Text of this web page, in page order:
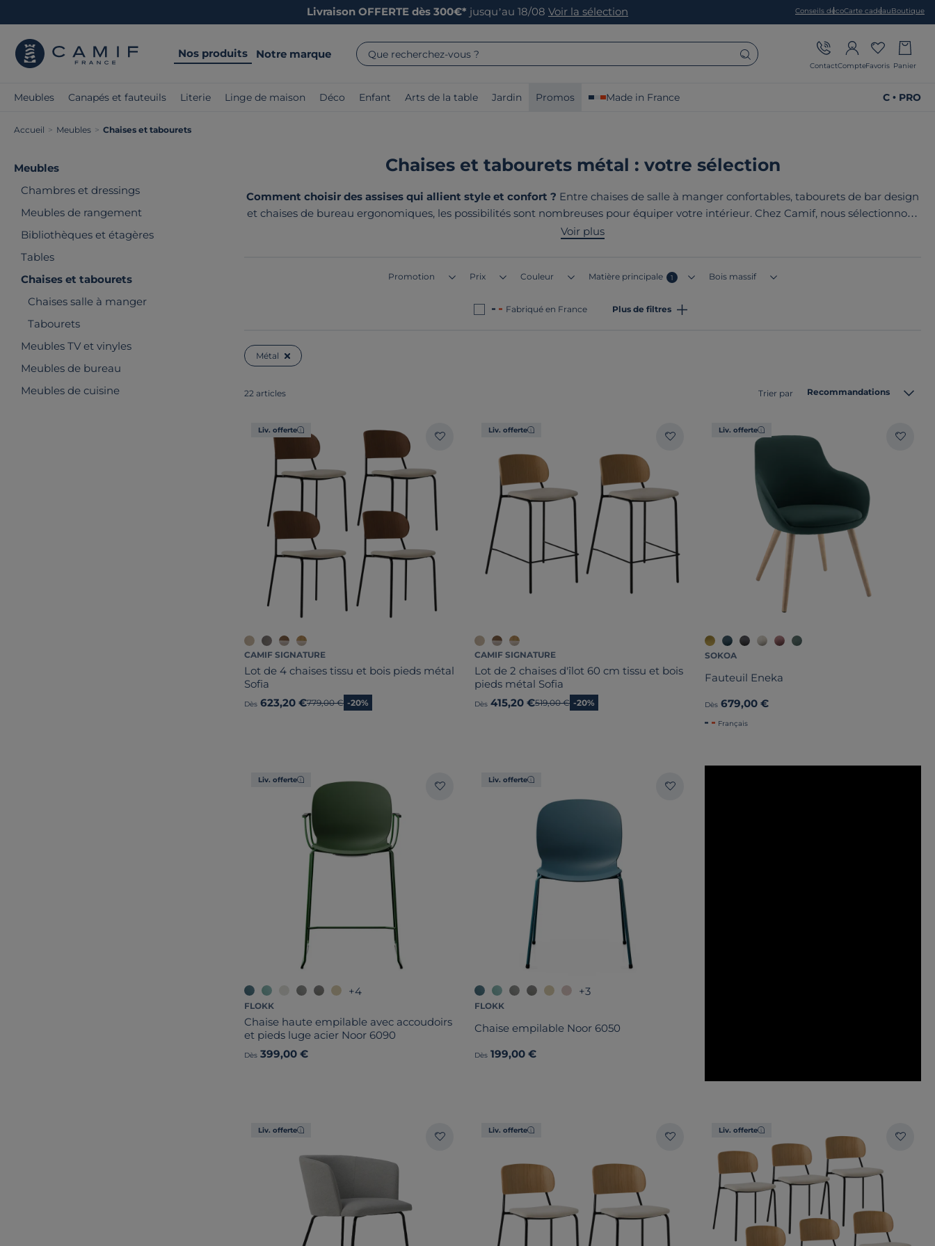
Livraison OFFERTE dès 300€* jusqu’au 18/08 Voir la sélection Conseils décoCarte cadeauBoutique
Nos produits Notre marque Que recherchez-vous ?
ContactCompteFavoris Panier
Meubles Canapés et fauteuils Literie Linge de maison Déco Enfant Arts de la table Jardin Promos Made in France C • PRO
Accueil > Meubles > Chaises et tabourets
Meubles
Chambres et dressings
Meubles de rangement
Bibliothèques et étagères
Tables
Chaises et tabourets
Chaises salle à manger
Tabourets
Meubles TV et vinyles
Meubles de bureau
Meubles de cuisine
Chaises et tabourets métal : votre sélection
Comment choisir des assises qui allient style et confort ? Entre chaises de salle à manger confortables, tabourets de bar design
et chaises de bureau ergonomiques, les possibilités sont nombreuses pour équiper votre intérieur. Chez Camif, nous sélectionnons
des modèles fabriqués avec soin pour habiller toutes les pièces de la maison avec élégance. Le point commun de nos produits ? Ils
Voir plus
Promotion Prix Couleur Matière principale 1 Bois massif
Fabriqué en France Plus de filtres
Métal
22 articles Trier par Recommandations
Liv. offerte
CAMIF SIGNATURE
Lot de 4 chaises tissu et bois pieds métal
Sofia
Dès 623,20 €Ancien prix
779,00 € -20%
Liv. offerte
CAMIF SIGNATURE
Lot de 2 chaises d'îlot 60 cm tissu et bois
pieds métal Sofia
Dès 415,20 €Ancien prix
519,00 € -20%
Liv. offerte
SOKOA
Fauteuil Eneka
Dès 679,00 €
Français
Liv. offerte
+4
FLOKK
Chaise haute empilable avec accoudoirs
et pieds luge acier Noor 6090
Dès 399,00 €
Liv. offerte
+3
FLOKK
Chaise empilable Noor 6050
Dès 199,00 €
Liv. offerte Liv. offerte Liv. offerte